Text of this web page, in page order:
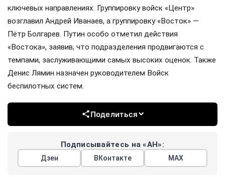
ключевых направлениях. Группировку войск «Центр»
возглавил Андрей Иванаев, а группировку «Восток» —
Пётр Болгарев. Путин особо отметил действия
«Востока», заявив, что подразделения продвигаются с
темпами, заслуживающими самых высоких оценок. Также
Денис Лямин назначен руководителем Войск
беспилотных систем.
Поделиться
Подписывайтесь на «АН»:
Дзен ВКонтакте МАХ